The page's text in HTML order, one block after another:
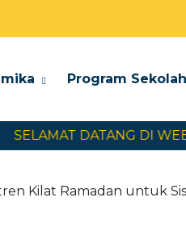
Program Sekolah
DATANG DI WEBSITE
Kilat Ramadan untuk